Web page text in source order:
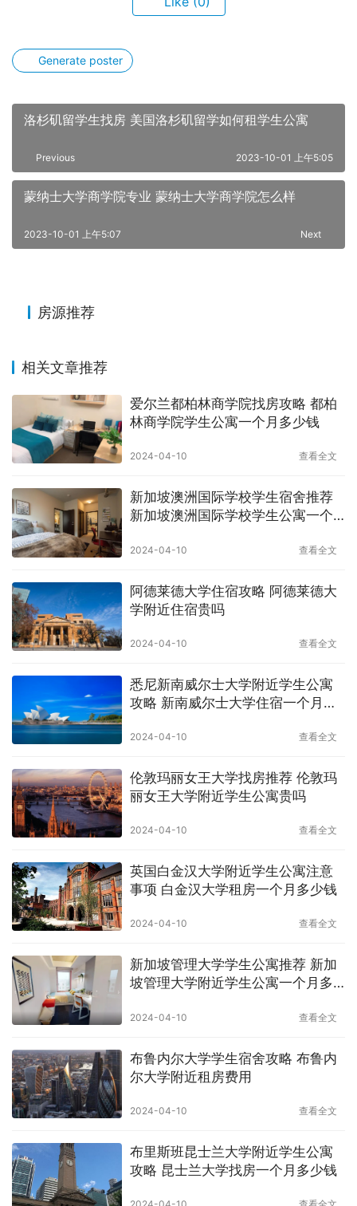
Generate poster
洛杉矶留学生找房 美国洛杉矶留学如何租学生公寓
Previous 2023-10-01 上午5:05
蒙纳士大学商学院专业 蒙纳士大学商学院怎么样
Next
2023-10-01 上午5:07
房源推荐
相关文章推荐
爱尔兰都柏林商学院找房攻略 都柏
林商学院学生公寓一个月多少钱
2024-04-10 查看全文
新加坡澳洲国际学校学生宿舍推荐
新加坡澳洲国际学校学生公寓一个
2024-04-10 查看全文
阿德莱德大学住宿攻略 阿德莱德大
学附近住宿贵吗
2024-04-10 查看全文
悉尼新南威尔士大学附近学生公寓
攻略 新南威尔士大学住宿一个月多
2024-04-10 查看全文
伦敦玛丽女王大学找房推荐 伦敦玛
丽女王大学附近学生公寓贵吗
2024-04-10 查看全文
英国白金汉大学附近学生公寓注意
事项 白金汉大学租房一个月多少钱
2024-04-10 查看全文
新加坡管理大学学生公寓推荐 新加
坡管理大学附近学生公寓一个月多
2024-04-10 查看全文
布鲁内尔大学学生宿舍攻略 布鲁内
尔大学附近租房费用
2024-04-10 查看全文
布里斯班昆士兰大学附近学生公寓
攻略 昆士兰大学找房一个月多少钱